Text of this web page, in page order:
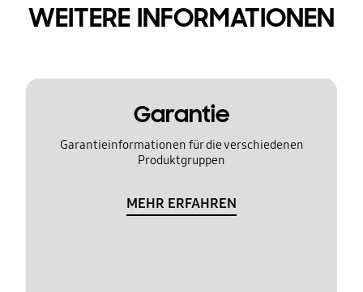
WEITERE INFORMATIONEN
Garantie
Garantieinformationen für die verschiedenen
Produktgruppen
MEHR ERFAHREN